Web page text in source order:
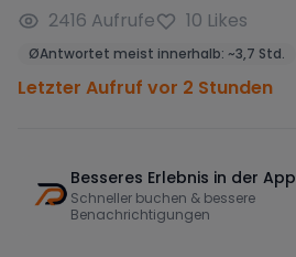
2416 Aufrufe 10 Likes
ØAntwortet meist innerhalb: ~3,7 Std.
Letzter Aufruf vor 2 Stunden
Besseres Erlebnis in der App
Schneller buchen & bessere
Benachrichtigungen